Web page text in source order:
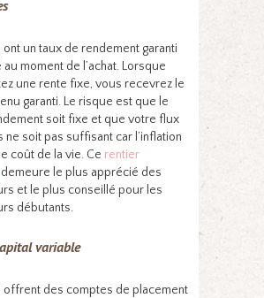
ont un taux de rendement garanti
moment de l’achat. Lorsque
une rente fixe, vous recevrez le
garanti. Le risque est que le
soit fixe et que votre flux
ne soit pas suffisant car l’inflation
coût de la vie. Ce rentier
demeure le plus apprécié des
et le plus conseillé pour les
débutants.
variable
offrent des comptes de placement